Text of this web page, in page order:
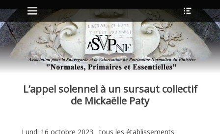
Menu principal
Aller
au
contenu
l’en-
tête
L’appel solennel à un sursaut collectif
de Mickaëlle Paty
Lundi 16 octobre 2023 tous les établissements